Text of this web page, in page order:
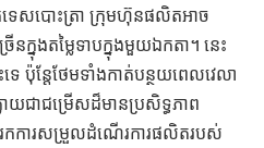
ទេសបោះត្រា ក្រុមហ៊ុនផលិតអាច
ក្នុងតម្លៃទាបក្នុងមួយឯកតា។ នេះ
ប៉ុន្តែថែមទាំងកាត់បន្ថយពេលវេលា
ាយជាជម្រើសដ៏មានប្រសិទ្ធភាព
រកការសម្រួលដំណើរការផលិតរបស់